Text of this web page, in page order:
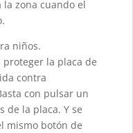
la zona cuando el
niños.
la placa de
contra
con pulsar un
de la placa. Y se
mismo botón de